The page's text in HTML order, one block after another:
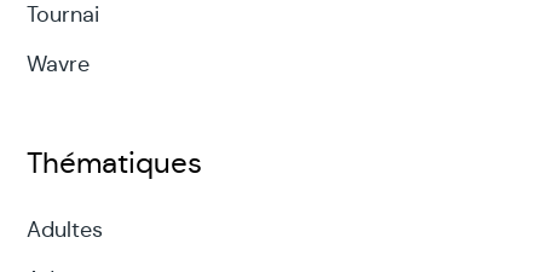
Tournai
Wavre
Thématiques
Adultes